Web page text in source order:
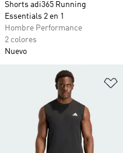
Shorts adi365 Running
Essentials 2 en 1
Hombre Performance
2 colores
Nuevo